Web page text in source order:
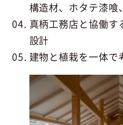
構造材、ホタテ漆喰
真柄工務店と協働
設計
建物と植栽を一体で